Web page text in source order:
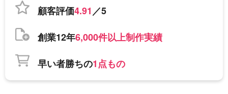
顧客評価4.91／5
創業12年6,000件以上制作実績
早い者勝ちの1点もの